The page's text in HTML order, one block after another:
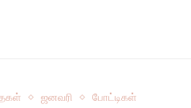
ஜனவரி போட்டிகள்